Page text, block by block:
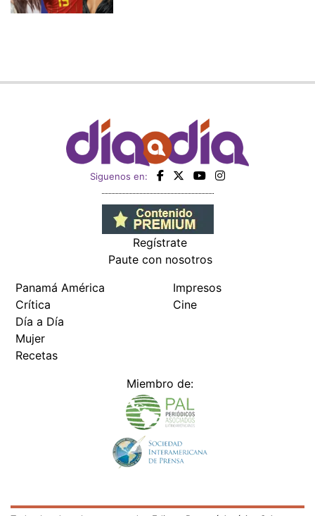
Siguenos en:
Regístrate
Paute con nosotros
Panamá América
Crítica
Día a Día
Mujer
Recetas
Impresos
Cine
Miembro de: